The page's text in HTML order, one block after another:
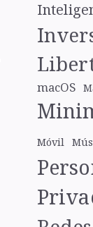
macOS
Móvil